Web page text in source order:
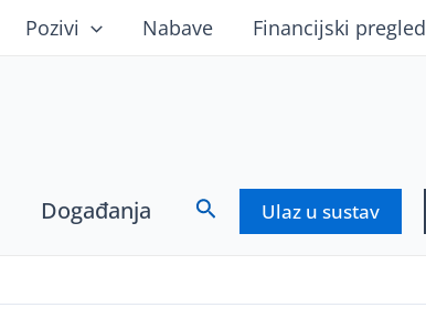
Pozivi Nabave Financijski pregled
Događanja SearchUlaz u sustav